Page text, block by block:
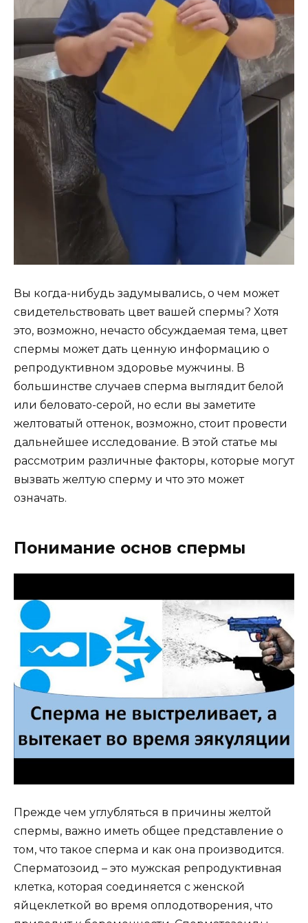
Вы когда-нибудь задумывались, о чем может
свидетельствовать цвет вашей спермы? Хотя
это, возможно, нечасто обсуждаемая тема, цвет
спермы может дать ценную информацию о
репродуктивном здоровье мужчины. В
большинстве случаев сперма выглядит белой
или беловато-серой, но если вы заметите
желтоватый оттенок, возможно, стоит провести
дальнейшее исследование. В этой статье мы
рассмотрим различные факторы, которые могут
вызвать желтую сперму и что это может
означать.
Понимание основ спермы
Прежде чем углубляться в причины желтой
спермы, важно иметь общее представление о
том, что такое сперма и как она производится.
Сперматозоид – это мужская репродуктивная
клетка, которая соединяется с женской
яйцеклеткой во время оплодотворения, что